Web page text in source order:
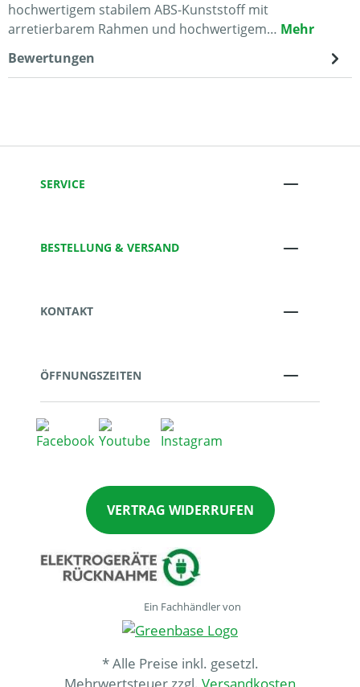
hochwertigem stabilem ABS-Kunststoff mit
arretierbarem Rahmen und hochwertigem… Mehr
Bewertungen
SERVICE
BESTELLUNG & VERSAND
KONTAKT
ÖFFNUNGSZEITEN
VERTRAG WIDERRUFEN
Ein Fachhändler von
* Alle Preise inkl. gesetzl.